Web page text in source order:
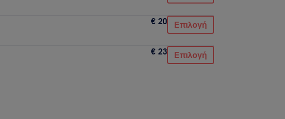
€ 20 Επιλογή
€ 23 Επιλογή